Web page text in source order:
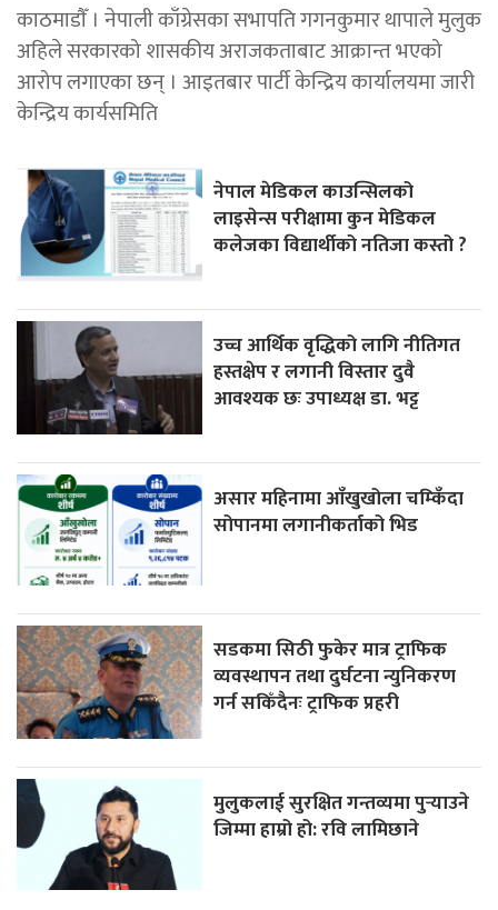
काठमाडाैँ । नेपाली काँग्रेसका सभापति गगनकुमार थापाले मुलुक
अहिले सरकारको शासकीय अराजकताबाट आक्रान्त भएको
आरोप लगाएका छन् । आइतबार पार्टी केन्द्रिय कार्यालयमा जारी
केन्द्रिय कार्यसमिति
नेपाल मेडिकल काउन्सिलको
लाइसेन्स परीक्षामा कुन मेडिकल
कलेजका विद्यार्थीको नतिजा कस्तो ?
उच्च आर्थिक वृद्धिको लागि नीतिगत
हस्तक्षेप र लगानी विस्तार दुवै
आवश्यक छः उपाध्यक्ष डा. भट्ट
असार महिनामा आँखुखोला चम्किँदा
सोपानमा लगानीकर्ताको भिड
सडकमा सिठी फुकेर मात्र ट्राफिक
व्यवस्थापन तथा दुर्घटना न्युनिकरण
गर्न सकिँदैनः ट्राफिक प्रहरी
मुलुकलाई सुरक्षित गन्तव्यमा पुर्‍याउने
जिम्मा हाम्रो हो: रवि लामिछाने